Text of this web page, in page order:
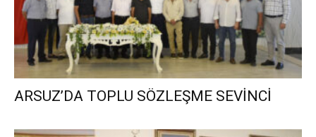
ARSUZ’DA TOPLU SÖZLEŞME SEVİNCİ